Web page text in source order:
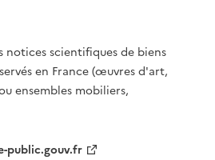
notices scientifiques de biens
en France (œuvres d'art,
ensembles mobiliers,
public.gouv.fr